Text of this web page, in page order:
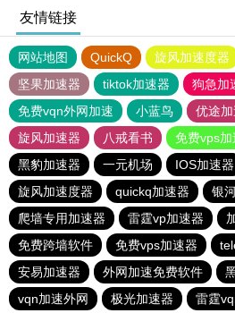
友情链接
网站地图 QuickQ 旋风加速度器
坚果加速器
tiktok加速器
狗急加
免费vqn外网加速
小蓝鸟 优途
旋风加速器
八戒看书
免费vps
黑豹加速器
一元机场 IOS加速器
旋风加速度器
quickq加速器
银
爬墙专用加速器
雷霆vp加速器
免费跨墙软件
免费vps加速器
安易加速器
外网加速免费软件
vqn加速外网
极光加速器 雷霆